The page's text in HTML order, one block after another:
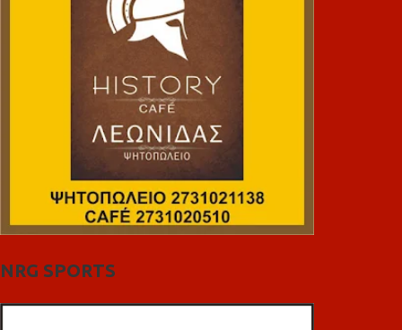
NRG SPORTS